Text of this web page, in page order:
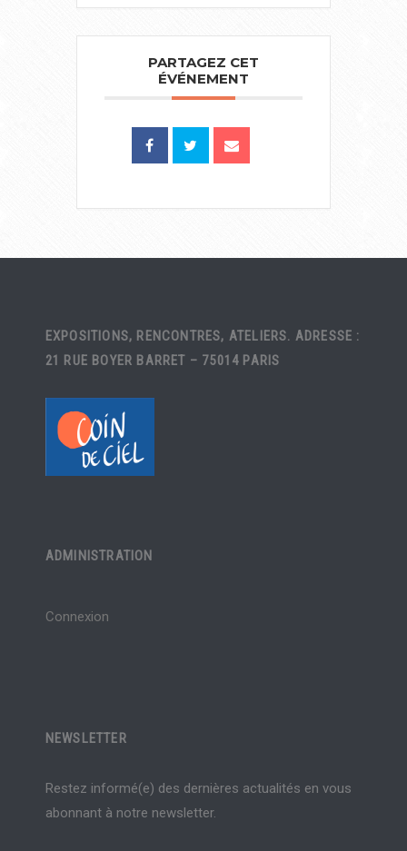
PARTAGEZ CET
ÉVÉNEMENT
EXPOSITIONS, RENCONTRES, ATELIERS. ADRESSE :
21 RUE BOYER BARRET – 75014 PARIS
ADMINISTRATION
Connexion
NEWSLETTER
Restez informé(e) des dernières actualités en vous
abonnant à notre newsletter.